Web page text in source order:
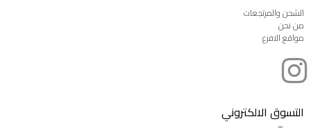
الشحن والمرتجعات
من نحن
مواقع الافرع
التسوق الالكتروني